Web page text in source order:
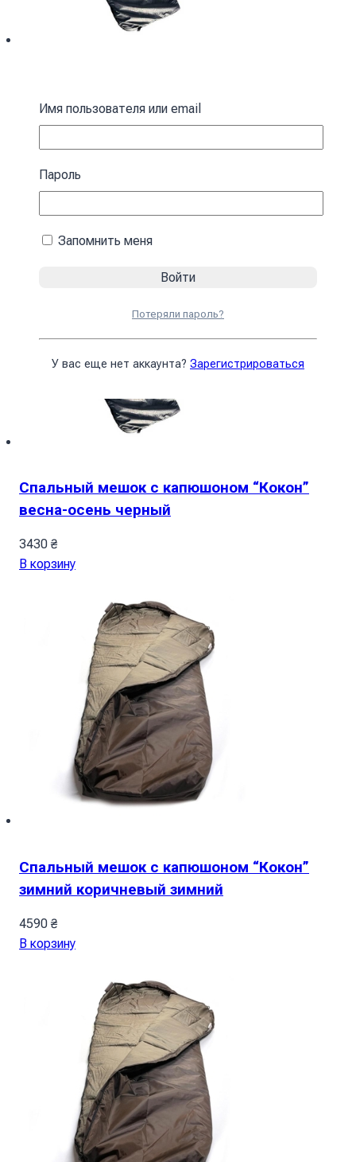
зимний черный Спальный мешок с
капюшоном
В корзину
Спальный мешок с капюшоном “Кокон”
весна-осень черный
3430 ₴
В корзину
Спальный мешок с капюшоном “Кокон”
зимний коричневый зимний
4590 ₴
В корзину
Имя пользователя или email
Пароль
Запомнить меня
Потеряли пароль?
У вас еще нет аккаунта? Зарегистрироваться